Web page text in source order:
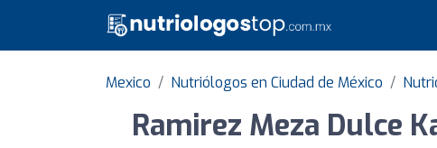
Mexico Nutriólogos en Ciudad de México
Ramirez Meza Dulce